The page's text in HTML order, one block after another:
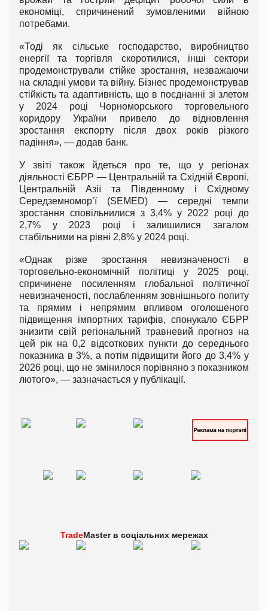
економіці, спричинений зумовленими війною
потребами.
«Тоді як сільське господарство, виробництво
енергії та торгівля скоротилися, інші сектори
продемонстрували стійке зростання, незважаючи
на складні умови та війну. Бізнес продемонстрував
стійкість та адаптивність, що в поєднанні зі злетом
у 2024 році Чорноморського торговельного
коридору України привело до відновлення
зростання експорту після двох років різкого
падіння», — додав банк.
У звіті також йдеться про те, що у регіонах
діяльності ЄБРР — Центральній та Східній Європі,
Центральній Азії та Південному і Східному
Середземномор’ї (SEMED) — середні темпи
зростання сповільнилися з 3,4% у 2022 році до
2,7% у 2023 році і залишилися загалом
стабільними на рівні 2,8% у 2024 році.
«Однак різке зростання невизначеності в
торговельно-економічній політиці у 2025 році,
спричинене посиленням глобальної політичної
невизначеності, послабленням зовнішнього попиту
та прямим і непрямим впливом оголошеного
підвищення імпортних тарифів, спонукало ЄБРР
знизити свій регіональний травневий прогноз на
цей рік на 0,2 відсоткових пункти до середнього
показника в 3%, а потім підвищити його до 3,4% у
2026 році, що не змінилося порівняно з показником
лютого», — зазначається у публікації.
TradeMaster в соціальних мережах